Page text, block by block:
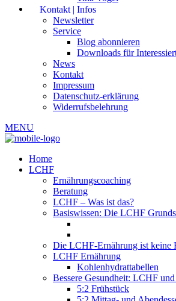
Kontakt | Infos
Newsletter
Service
Blog abonnieren
Downloads für
News
Kontakt
Impressum
Datenschutz-erklärung
Widerrufsbelehrung
MENU
Home
LCHF
Ernährungscoaching
Beratung
LCHF – Was ist das?
Basiswissen: Die LCHF
Die LCHF-Ernährung ist keine
LCHF Ernährung
Kohlenhydrattabellen
Bessere Gesundheit: LCHF und
5:2 Frühstück